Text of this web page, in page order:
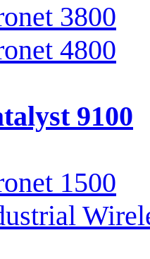
3800
4800
9100
1500